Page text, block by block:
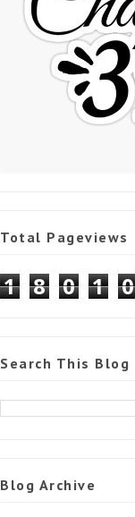
Total Pageviews
1 8 0 1 0
Search This Blog
Blog Archive